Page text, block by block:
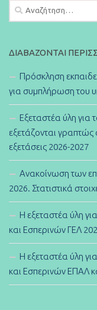
Αναζήτηση
για:
ΔΙΑΒΆΖΟΝΤΑΙ
Πρόσκληση
για συμπλήρωση του
Εξεταστέα ύλη για
εξετάζονται γραπτώς
εξετάσεις 2026-2027
Ανακοίνωση των
2026. Στατιστικά
Η εξεταστέα ύλη
και Εσπερινών ΓΕΛ
Η εξεταστέα ύλη
και Εσπερινών ΕΠΑΛ